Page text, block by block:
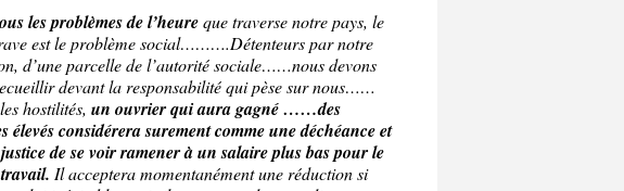
les problèmes de l’heureque traverse notre pays, le
est le problème social……….Détenteurs par notre
d’une parcelle de l’autorité sociale……nous devons
devant la responsabilité qui pèse sur nous……
hostilités, un ouvrier qui aura gagné ……des
élevés considérera surement comme une déchéance et
de se voir ramener à un salaire plus bas pour le
Il acceptera momentanément une réduction si